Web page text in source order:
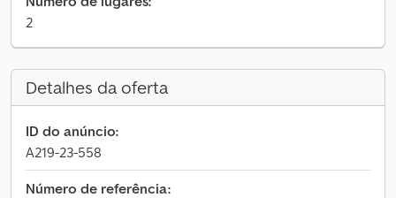
2
Detalhes da oferta
ID do anúncio:
A219-23-558
Número de referência: